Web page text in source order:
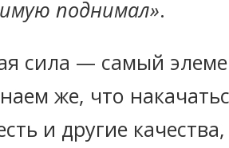
поднимал».
сила — самый
же, что
и другие